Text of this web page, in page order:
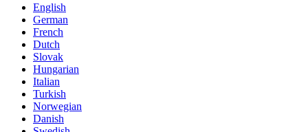
English
German
French
Dutch
Slovak
Hungarian
Italian
Turkish
Norwegian
Danish